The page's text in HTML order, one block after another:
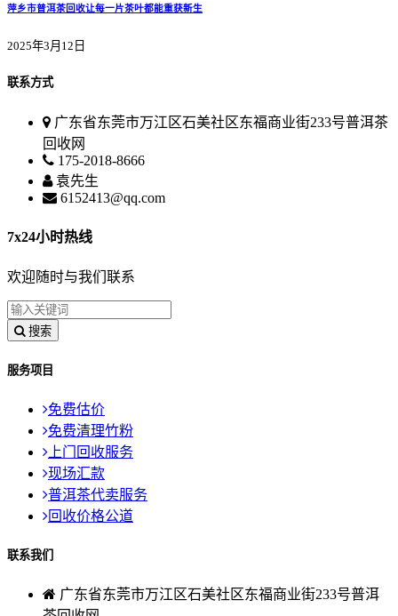
萍乡市普洱茶回收让每一片茶叶都能重获新生
2025年3月12日
联系方式
广东省东莞市万江区石美社区东福商业街233号普洱茶
回收网
175-2018-8666
袁先生
6152413@qq.com
7x24小时热线
欢迎随时与我们联系
搜索
服务项目
免费估价
免费清理竹粉
上门回收服务
现场汇款
普洱茶代卖服务
回收价格公道
联系我们
广东省东莞市万江区石美社区东福商业街233号普洱